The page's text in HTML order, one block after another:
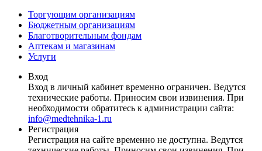
Торгующим организациям
Бюджетным организациям
Благотворительным фондам
Аптекам и магазинам
Услуги
Вход
Вход в личный кабинет временно ограничен. Ведутся
технические работы. Приносим свои извинения. При
необходимости обратитесь к администрации сайта:
info@medtehnika-1.ru
Регистрация
Регистрация на сайте временно не доступна. Ведутся